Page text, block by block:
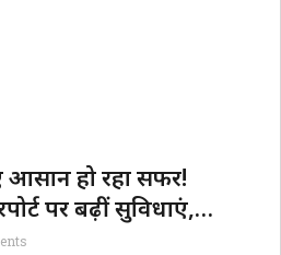
आसान हो रहा सफर!
पर बढ़ीं सुविधाएं,
बड़ा कदम